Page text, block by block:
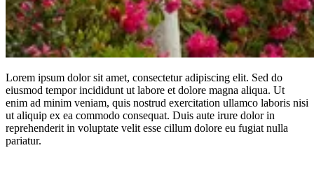
Lorem ipsum dolor sit amet, consectetur adipiscing elit. Sed do
eiusmod tempor incididunt ut labore et dolore magna aliqua. Ut
enim ad minim veniam, quis nostrud exercitation ullamco laboris nisi
ut aliquip ex ea commodo consequat. Duis aute irure dolor in
reprehenderit in voluptate velit esse cillum dolore eu fugiat nulla
pariatur.